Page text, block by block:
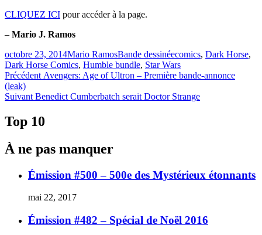
CLIQUEZ ICI pour accéder à la page.
– Mario J. Ramos
Publié
le
octobre 23, 2014Mario RamosCatégories
Bande dessinéeÉtiquettes
comics, Dark Horse,
Dark Horse Comics, Humble bundle, Star Wars
Navigation
de
Précédent Article
Avengers: Age of Ultron – Première bande-annonce
(leak)
Suivant Article
Benedict Cumberbatch serait Doctor Strange
Top 10
À ne pas manquer
Émission #500 – 500e des Mystérieux étonnants
mai 22, 2017
Émission #482 – Spécial de Noël 2016